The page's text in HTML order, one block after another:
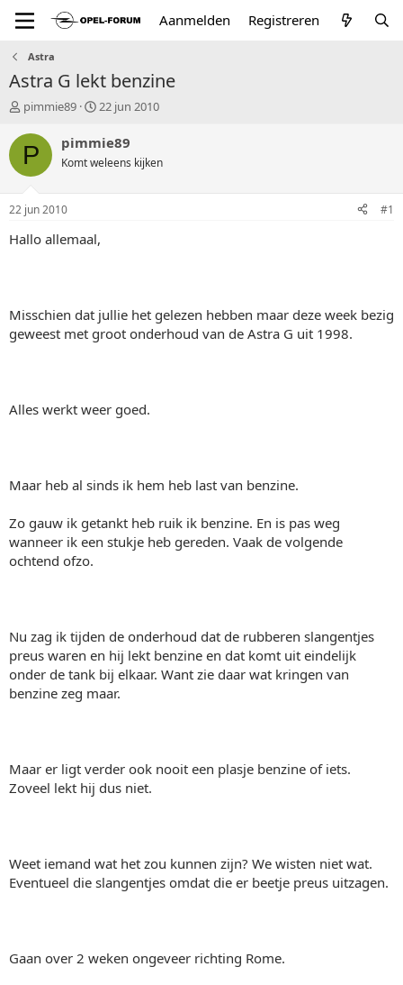
Aanmelden Registreren
Astra
Astra G lekt benzine
T
p
t
a
r
pimmie89
S
a
t
m
22 jun 2010
P pimmie89
Komt weleens kijken
22 jun 2010 #1
Hallo allemaal,
Misschien dat jullie het gelezen hebben maar deze week bezig
geweest met groot onderhoud van de Astra G uit 1998.
Alles werkt weer goed.
Maar heb al sinds ik hem heb last van benzine.
Zo gauw ik getankt heb ruik ik benzine. En is pas weg
wanneer ik een stukje heb gereden. Vaak de volgende
ochtend ofzo.
Nu zag ik tijden de onderhoud dat de rubberen slangentjes
preus waren en hij lekt benzine en dat komt uit eindelijk
onder de tank bij elkaar. Want zie daar wat kringen van
benzine zeg maar.
Maar er ligt verder ook nooit een plasje benzine of iets.
Zoveel lekt hij dus niet.
Weet iemand wat het zou kunnen zijn? We wisten niet wat.
Eventueel die slangentjes omdat die er beetje preus uitzagen.
Gaan over 2 weken ongeveer richting Rome.